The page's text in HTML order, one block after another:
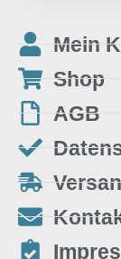
Mein
Shop
AGB